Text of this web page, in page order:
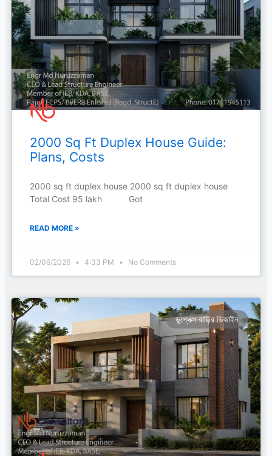
2000 Sq Ft Duplex House Guide:
Plans, Costs
2000 sq ft duplex house 2000 sq ft duplex house
Total Cost 95 lakh Got
READ MORE »
02/06/2026 4:33 PM No Comments
ডুপ্লেক্স বাড়ির ডিজাইন